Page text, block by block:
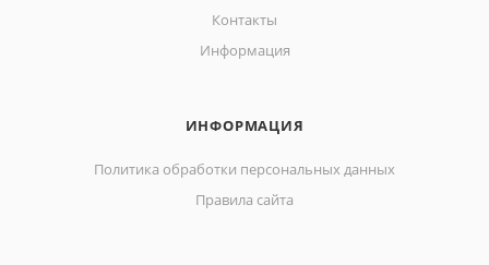
Контакты
Информация
ИНФОРМАЦИЯ
Политика обработки персональных данных
Правила сайта